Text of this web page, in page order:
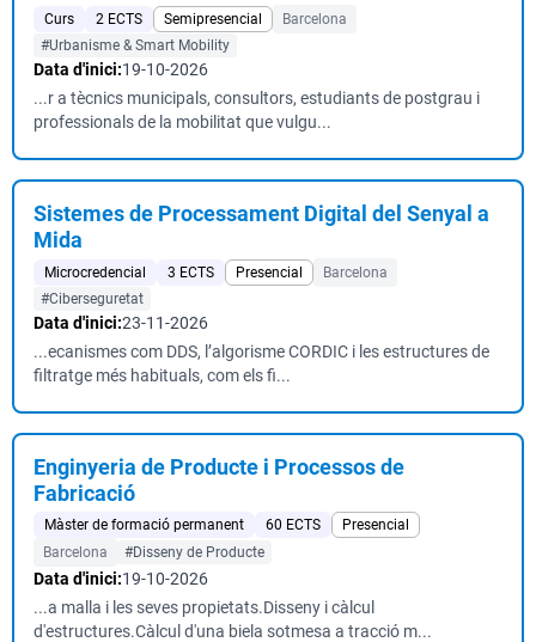
Curs 2 ECTS Semipresencial
Barcelona
#Urbanisme & Smart Mobility
Data d'inici:19-10-2026
...r a tècnics municipals, consultors, estudiants de postgrau i
professionals de la mobilitat que vulgu...
Sistemes de Processament Digital del Senyal a
Mida
Microcredencial 3 ECTS Presencial
Barcelona
#Ciberseguretat
Data d'inici:23-11-2026
...ecanismes com DDS, l’algorisme CORDIC i les estructures de
filtratge més habituals, com els fi...
Enginyeria de Producte i Processos de
Fabricació
Màster de formació permanent 60 ECTS
Presencial
Barcelona
#Disseny de Producte
Data d'inici:19-10-2026
...a malla i les seves propietats.Disseny i càlcul
d'estructures.Càlcul d'una biela sotmesa a tracció m...